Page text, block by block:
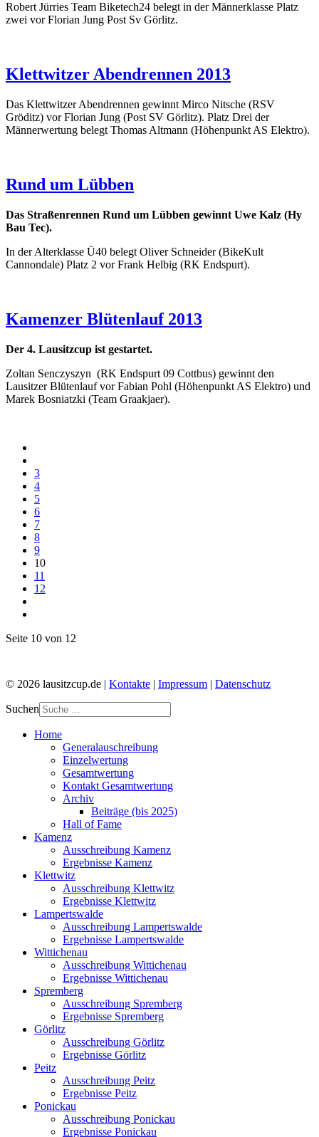
Robert Jürries Team Biketech24 belegt in der Männerklasse Platz
zwei vor Florian Jung Post Sv Görlitz.
Klettwitzer Abendrennen 2013
Das Klettwitzer Abendrennen gewinnt Mirco Nitsche (RSV
Gröditz) vor Florian Jung (Post SV Görlitz). Platz Drei der
Männerwertung belegt Thomas Altmann (Höhenpunkt AS Elektro).
Rund um Lübben
Das Straßenrennen Rund um Lübben gewinnt Uwe Kalz (Hy
Bau Tec).
In der Alterklasse Ü40 belegt Oliver Schneider (BikeKult
Cannondale) Platz 2 vor Frank Helbig (RK Endspurt).
Kamenzer Blütenlauf 2013
Der 4. Lausitzcup ist gestartet.
Zoltan Senczyszyn (RK Endspurt 09 Cottbus) gewinnt den
Lausitzer Blütenlauf vor Fabian Pohl (Höhenpunkt AS Elektro) und
Marek Bosniatzki (Team Graakjaer).
3
4
5
6
7
8
9
10
11
12
Seite 10 von 12
© 2026 lausitzcup.de | Kontakte | Impressum | Datenschutz
Suchen
Home
Generalauschreibung
Einzelwertung
Gesamtwertung
Kontakt Gesamtwertung
Archiv
Beiträge (bis 2025)
Hall of Fame
Kamenz
Ausschreibung Kamenz
Ergebnisse Kamenz
Klettwitz
Ausschreibung Klettwitz
Ergebnisse Klettwitz
Lampertswalde
Ausschreibung Lampertswalde
Ergebnisse Lampertswalde
Wittichenau
Ausschreibung Wittichenau
Ergebnisse Wittichenau
Spremberg
Ausschreibung Spremberg
Ergebnisse Spremberg
Görlitz
Ausschreibung Görlitz
Ergebnisse Görlitz
Peitz
Ausschreibung Peitz
Ergebnisse Peitz
Ponickau
Ausschreibung Ponickau
Ergebnisse Ponickau